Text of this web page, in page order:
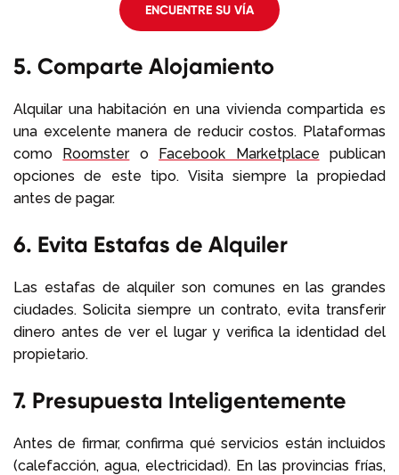
ENCUENTRE SU VÍA
5. Comparte Alojamiento
Alquilar una habitación en una vivienda compartida es
una excelente manera de reducir costos. Plataformas
como Roomstero Facebook Marketplace publican
opciones de este tipo. Visita siempre la propiedad
antes de pagar.
6. Evita Estafas de Alquiler
Las estafas de alquiler son comunes en las grandes
ciudades. Solicita siempre un contrato, evita transferir
dinero antes de ver el lugar y verifica la identidad del
propietario.
7. Presupuesta Inteligentemente
Antes de firmar, confirma qué servicios están incluidos
(calefacción, agua, electricidad). En las provincias frías,